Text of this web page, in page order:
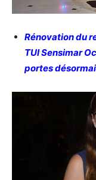
Rénovation du
TUI Sensimar
portes